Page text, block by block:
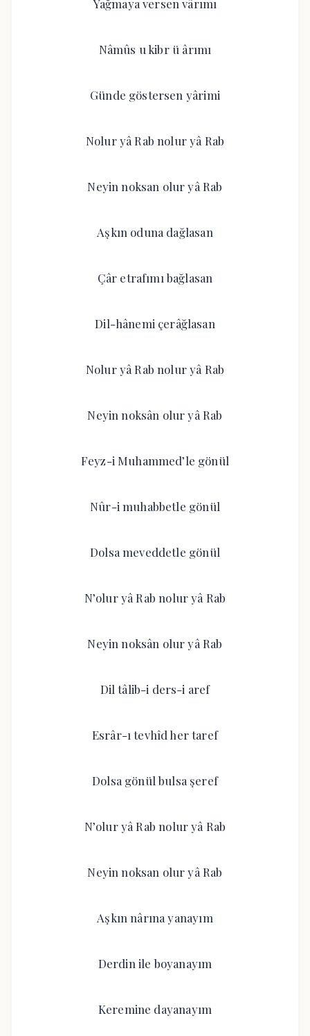
Yağmaya versen vârımı
Nâmûs u kibr ü ârımı
Günde göstersen yârimi
Nolur yâ Rab nolur yâ Rab
Neyin noksan olur yâ Rab
Aşkın oduna dağlasan
Çâr etrafımı bağlasan
Dil-hânemi çerâğlasan
Nolur yâ Rab nolur yâ Rab
Neyin noksân olur yâ Rab
Feyz-i Muhammed’le gönül
Nûr-i muhabbetle gönül
Dolsa meveddetle gönül
N’olur yâ Rab nolur yâ Rab
Neyin noksân olur yâ Rab
Dil tâlib-i ders-i aref
Esrâr-ı tevhîd her taref
Dolsa gönül bulsa şeref
N’olur yâ Rab nolur yâ Rab
Neyin noksan olur yâ Rab
Aşkın nârına yanayım
Derdin ile boyanayım
Keremine dayanayım